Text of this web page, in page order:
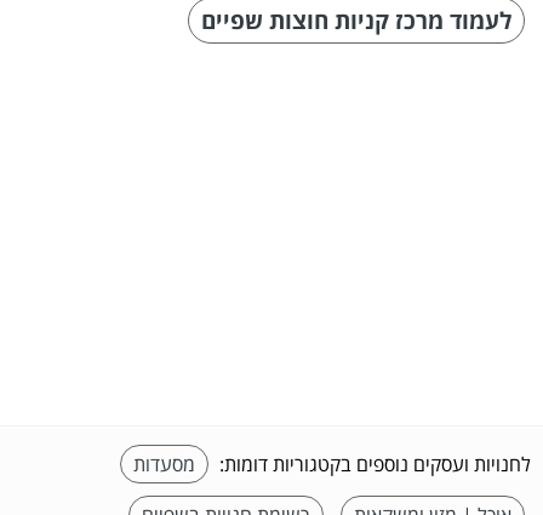
לעמוד מרכז קניות חוצות שפיים
לחנויות ועסקים נוספים בקטגוריות דומות:
מסעדות